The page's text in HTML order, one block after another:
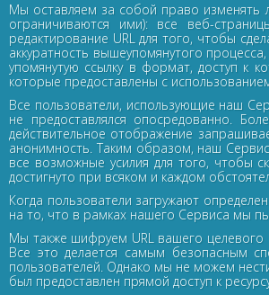
Мы оставляем за собой право изменять
ограничиваются ими): все веб-
редактирование URL для того, чтобы
аккуратность вышеупомянутого
упомянутую ссылку в формат, доступ к
которые предоставлены с
Все пользователи, использующие наш
не предоставлялся опосредованно.
действительное отображение
анонимность. Таким образом, наш
все возможные усилия для того, чтобы
достигнуто при всяком и каждом
Когда пользователи загружают
на то, что в рамках нашего Сервиса мы
Мы также шифруем URL вашего
Все это делается самым безопасным
пользователей. Однако мы не можем
был предоставлен прямой доступ к